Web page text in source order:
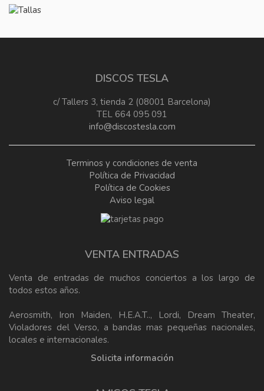
DISCOS TESLA
c/ Tallers 3, tienda 2 (08001 Barcelona)
TEL 664 095 091
info@discostesla.com
Terminos y condiciones de venta
Política de Privacidad
Política de Cookies
Aviso legal
VENTA ENTRADAS
Venta de entradas de muchos conciertos a los largo de
todos estos años.
Aerosmith, Iron Maiden, H.E.A.T.., Lordi, Dream Theater,
Violadores del Verso, a bandas mas pequeñas nacionales,
locales e internacionales.
Solicita información